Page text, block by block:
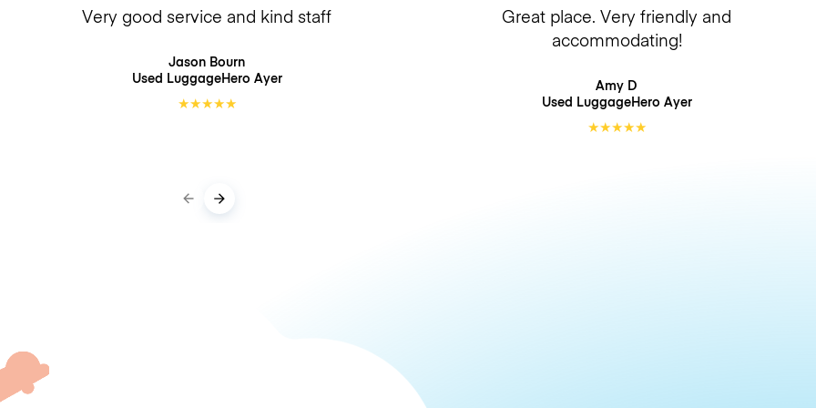
Very good service and kind staff
Jason Bourn
Used LuggageHero Ayer
★★★★★
Great place. Very friendly and
accommodating!
Amy D
Used LuggageHero Ayer
★★★★★